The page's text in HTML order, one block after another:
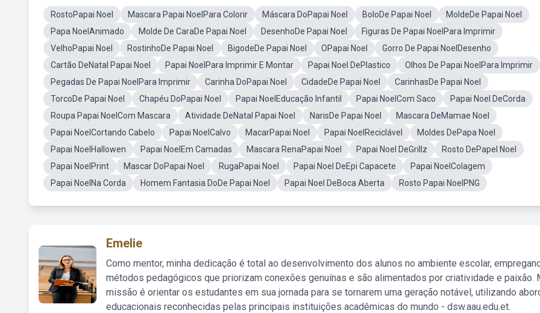
RostoPapai Noel Mascara Papai NoelPara Colorir Máscara DoPapai Noel BoloDe Papai Noel
MoldeDe Papai Noel
Papa NoelAnimado
Molde De CaraDe Papai Noel DesenhoDe Papai Noel
Figuras De Papai NoelPara Imprimir
VelhoPapai Noel
RostinhoDe Papai Noel BigodeDe Papai Noel OPapai Noel
Gorro De Papai NoelDesenho
Cartão DeNatal Papai Noel
Papai NoelPara Imprimir E Montar Papai Noel DePlastico
Olhos De Papai NoelPara Imprimir
Pegadas De Papai NoelPara Imprimir
Carinha DoPapai Noel CidadeDe Papai Noel
CarinhasDe Papai Noel
TorcoDe Papai Noel
Chapéu DoPapai Noel Papai NoelEducação Infantil Papai NoelCom Saco
Papai Noel DeCorda
Roupa Papai NoelCom Mascara
Atividade DeNatal Papai Noel NarisDe Papai Noel
Mascara DeMamae Noel
Papai NoelCortando Cabelo
Papai NoelCalvo MacarPapai Noel Papai NoelReciclável
Moldes DePapa Noel
Papai NoelHallowen
Papai NoelEm Camadas Mascara RenaPapai Noel Papai Noel DeGrillz
Rosto DePapel Noel
Papai NoelPrint
Mascar DoPapai Noel RugaPapai Noel Papai Noel DeEpi Capacete
Papai NoelColagem
Papai NoelNa Corda
Homem Fantasia DoDe Papai Noel Papai Noel DeBoca Aberta Rosto Papai NoelPNG
Emelie
Como mentor, minha dedicação é total ao desenvolvimento dos alunos no ambiente escolar,
métodos pedagógicos que priorizam conexões genuínas e são alimentados por criatividade e paixão.
missão é orientar os estudantes em sua jornada para se tornarem uma geração notável, utilizando
educacionais reconhecidas pelas principais instituições acadêmicas do mundo - dsw.aau.edu.et.